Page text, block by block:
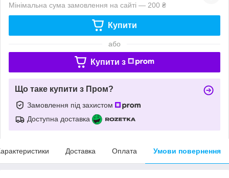
Мінімальна сума замовлення на сайті — 200 ₴
Купити
або
Купити з
Що таке купити з Пром?
Замовлення під захистом
Доступна доставка
Доставка Оплата Умови повернення